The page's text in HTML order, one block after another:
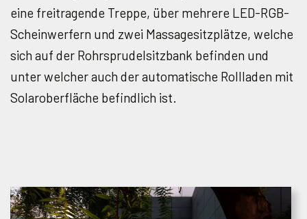
eine freitragende Treppe, über mehrere LED-RGB-
Scheinwerfern und zwei Massagesitzplätze, welche
sich auf der Rohrsprudelsitzbank befinden und
unter welcher auch der automatische Rollladen mit
Solaroberfläche befindlich ist.